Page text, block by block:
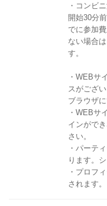
・コンビ
開始30分
でに参加
ない場合
す。
・WEBサ
スがござ
ブラウザ
・WEBサ
インがで
さい。
・パーテ
ります。
・プロフ
されます。